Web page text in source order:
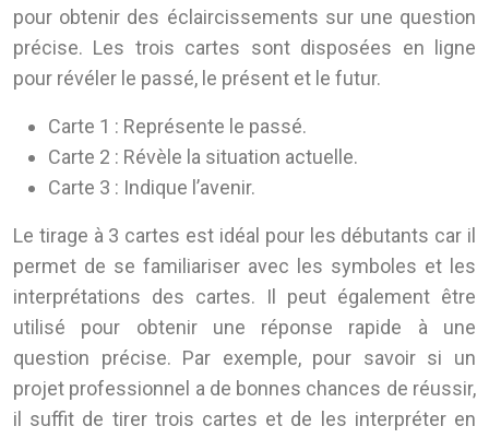
pour obtenir des éclaircissements sur une question
précise. Les trois cartes sont disposées en ligne
pour révéler le passé, le présent et le futur.
Carte 1 : Représente le passé.
Carte 2 : Révèle la situation actuelle.
Carte 3 : Indique l’avenir.
Le tirage à 3 cartes est idéal pour les débutants car il
permet de se familiariser avec les symboles et les
interprétations des cartes. Il peut également être
utilisé pour obtenir une réponse rapide à une
question précise. Par exemple, pour savoir si un
projet professionnel a de bonnes chances de réussir,
il suffit de tirer trois cartes et de les interpréter en